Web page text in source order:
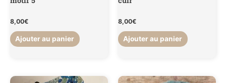
8,00€
Ajouter au panier
8,00€
Ajouter au panier